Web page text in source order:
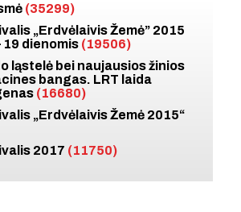
(35299)
„Erdvėlaivis Žemė” 2015
19 dienomis (19506)
ląstelė bei naujausios žinios
bangas. LRT laida
(16680)
„Erdvėlaivis Žemė 2015“
2017 (11750)